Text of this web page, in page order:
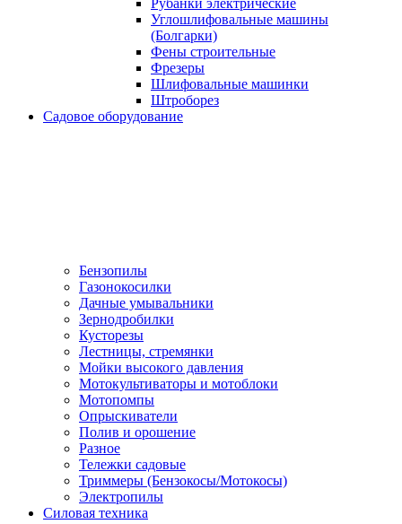
Рубанки электрические
Углошлифовальные машины
(Болгарки)
Фены строительные
Фрезеры
Шлифовальные машинки
Штроборез
Садовое оборудование
Бензопилы
Газонокосилки
Дачные умывальники
Зернодробилки
Кусторезы
Лестницы, стремянки
Мойки высокого давления
Мотокультиваторы и мотоблоки
Мотопомпы
Опрыскиватели
Полив и орошение
Разное
Тележки садовые
Триммеры (Бензокосы/Мотокосы)
Электропилы
Силовая техника